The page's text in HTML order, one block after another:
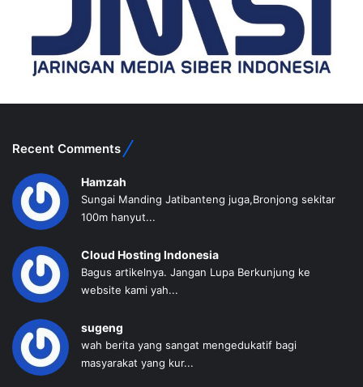
Recent Comments
Hamzah
Sungai Manding Jatibanteng juga,Bronjong sekitar
100m hanyut...
Cloud Hosting Indonesia
Bagus artikelnya. Jangan Lupa Berkunjung ke
website kami yah...
sugeng
wah berita yang sangat mengedukatif bagi
masyarakat yang kur...